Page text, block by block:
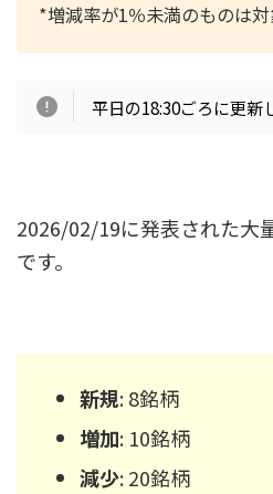
*増減率が1％未満のものは対
平日の18:30ごろに更新
2026/02/19に発表された大
です。
新規: 8銘柄
増加: 10銘柄
減少: 20銘柄